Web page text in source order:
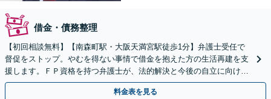
借金・債務整理
【初回相談無料】【南森町駅・大阪天満宮駅徒歩1分】弁護士受任で
督促をストップ。やむを得ない事情で借金を抱えた方の生活再建を支
援します。ＦＰ資格を持つ弁護士が、法的解決と今後の自立に向けた
アドバイスで根本解決へ導きます。
料金表を見る